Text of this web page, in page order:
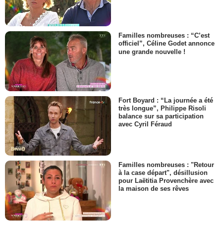
Familles nombreuses : “C’est
officiel”, Céline Godet annonce
une grande nouvelle !
Fort Boyard : “La journée a été
très longue”, Philippe Risoli
balance sur sa participation
avec Cyril Féraud
Familles nombreuses : "Retour
à la case départ", désillusion
pour Laëtitia Provenchère avec
la maison de ses rêves